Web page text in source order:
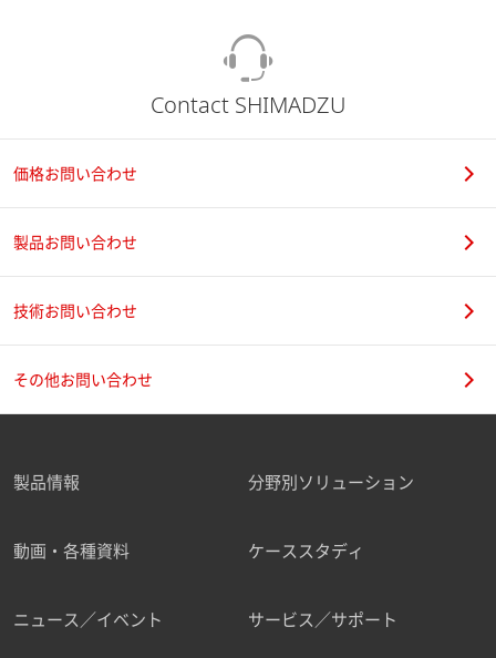
Contact SHIMADZU
価格お問い合わせ
製品お問い合わせ
技術お問い合わせ
その他お問い合わせ
製品情報 分野別ソリューション
動画・各種資料 ケーススタディ
ニュース／イベント サービス／サポート